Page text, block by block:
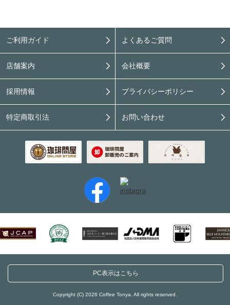
ご利用ガイド よくあるご質問
店舗案内 会社概要
採用情報 プライバシーポリシー
特定商取引法 お問い合わせ
PC表示はこちら
Copyright (C) 2026 Coffee Tonya. All rights reserved.